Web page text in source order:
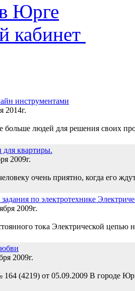
Юрге
инструментами
2014г.
больше людей для решения своих
квартиры.
2009г.
очень приятно, когда его
по электротехнике
2009г.
тока Электрической цепью
2009г.
(4219) от 05.09.2009 В городе